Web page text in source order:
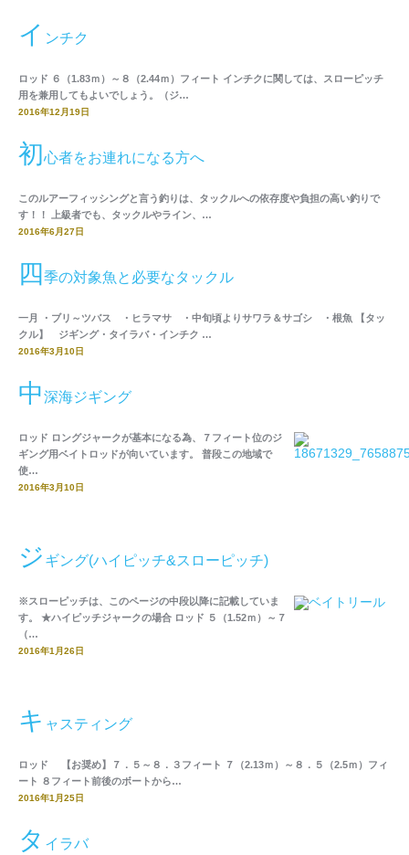
イ ンチク
ロッド ６（1.83ｍ）～８（2.44ｍ）フィート インチクに関しては、スローピッチ
用を兼用してもよいでしょう。（ジ…
2016年12月19日
初心者をお連れになる方へ
このルアーフィッシングと言う釣りは、タックルへの依存度や負担の高い釣りで
す！！ 上級者でも、タックルやライン、…
2016年6月27日
四 季の対象魚と必要なタックル
一月 ・ブリ～ツバス ・ヒラマサ ・中旬頃よりサワラ＆サゴシ ・根魚 【タッ
クル】 ジギング・タイラバ・インチク …
2016年3月10日
中深海ジギング
ロッド ロングジャークが基本になる為、７フィート位のジ
ギング用ベイトロッドが向いています。 普段この地域で
使…
2016年3月10日
ジ ギング(ハイピッチ&スローピッチ)
※スローピッチは、このページの中段以降に記載していま
す。 ★ハイピッチジャークの場合 ロッド ５（1.52ｍ）～７
（…
2016年1月26日
キ ャスティング
ロッド 【お奨め】７．５～８．３フィート ７（2.13ｍ）～８．５（2.5ｍ）フィ
ート ８フィート前後のボートから…
2016年1月25日
タ イラバ